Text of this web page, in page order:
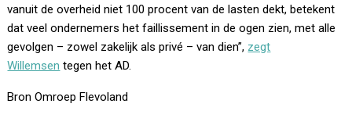
vanuit de overheid niet 100 procent van de lasten dekt, betekent
dat veel ondernemers het faillissement in de ogen zien, met alle
gevolgen – zowel zakelijk als privé – van dien”, zegt
Willemsen tegen het AD.
Bron Omroep Flevoland